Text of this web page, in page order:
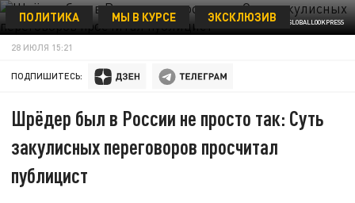
VASILII SMIRNOV/GLOBALLOOKPRESS
ПОЛИТИКА МЫ В КУРСЕ ЭКСКЛЮЗИВ
28 ИЮЛЯ 15:21
ПОДПИШИТЕСЬ:
Шрёдер был в России не просто так: Суть
закулисных переговоров просчитал
публицист